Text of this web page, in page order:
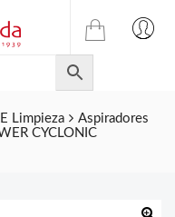
TIENDA
ONLINE
DE
JULIAN
CELDA
Limpieza
Aspiradores
CYCLONIC